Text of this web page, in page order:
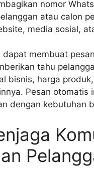
nomor
atau calon
media sosial,
dapat membuat
tahu
bisnis, harga
Pesan otomatis
dengan kebutuhan